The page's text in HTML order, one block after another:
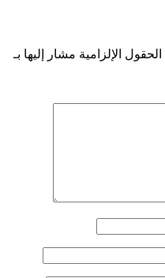
الحقول الإلزامية مشار إليها بـ